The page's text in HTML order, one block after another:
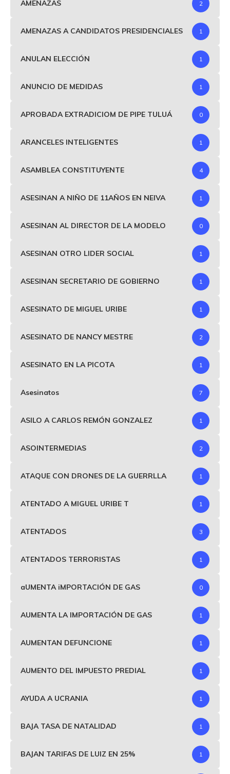
AMENAZAS 2
AMENAZAS A CANDIDATOS PRESIDENCIALES 1
ANULAN ELECCIÓN 1
ANUNCIO DE MEDIDAS 1
APROBADA EXTRADICIOM DE PIPE TULUÁ 0
ARANCELES INTELIGENTES 1
ASAMBLEA CONSTITUYENTE 4
ASESINAN A NIÑO DE 11AÑOS EN NEIVA 1
ASESINAN AL DIRECTOR DE LA MODELO 0
ASESINAN OTRO LIDER SOCIAL 1
ASESINAN SECRETARIO DE GOBIERNO 1
ASESINATO DE MIGUEL URIBE 1
ASESINATO DE NANCY MESTRE 2
ASESINATO EN LA PICOTA 1
Asesinatos 7
ASILO A CARLOS REMÓN GONZALEZ 1
ASOINTERMEDIAS 2
ATAQUE CON DRONES DE LA GUERRLLA 1
ATENTADO A MIGUEL URIBE T 1
ATENTADOS 3
ATENTADOS TERRORISTAS 1
aUMENTA iMPORTACIÓN DE GAS 0
AUMENTA LA IMPORTACIÓN DE GAS 1
AUMENTAN DEFUNCIONE 1
AUMENTO DEL IMPUESTO PREDIAL 1
AYUDA A UCRANIA 1
BAJA TASA DE NATALIDAD 1
BAJAN TARIFAS DE LUIZ EN 25% 1